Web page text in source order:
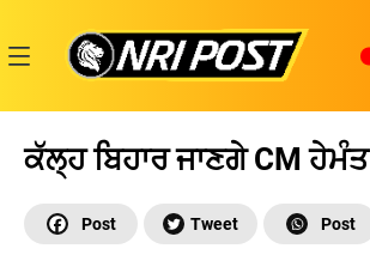
content
ਕੱਲ੍ਹ ਬਿਹਾਰ ਜਾਣਗੇ CM ਹੇਮੰਤ